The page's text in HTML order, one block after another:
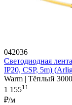
042036
Светодиодная
IP20, CSP, 5m)
Warm | Тёплый
1 15511
₽/м